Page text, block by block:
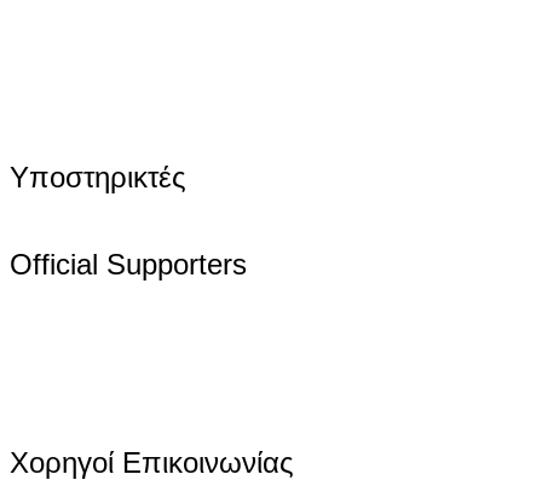
Υποστηρικτές
Official Supporters
Χορηγοί Επικοινωνίας